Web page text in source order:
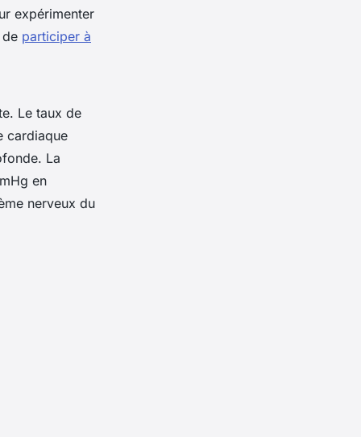
expérimenter
participer à
Le taux de
cardiaque
La
en
nerveux du